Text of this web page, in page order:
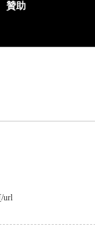
贊助
url